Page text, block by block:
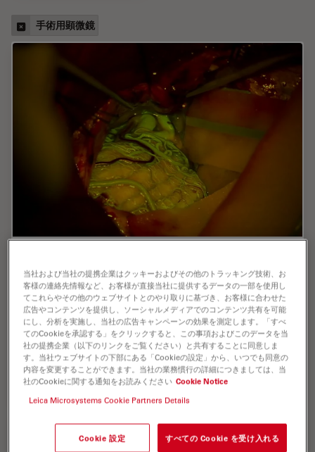
手術用顕微鏡
Neurosurgery
Fluorescein and ICG fluorescence videoangiography
have transformed the experience of vascular
neurosurgeons, providing an intraoperative view with
enriched information. During the Leica 2021…
Jul 06, 2022 オンラインセミナー AR Surgery
当社および当社の提携企業はクッキーおよびその他のトラッキング技術、お
客様の連絡先情報など、お客様が直接当社に提供するデータの一部を使用し
てこれらやその他のウェブサイトとのやり取りに基づき、お客様に合わせた
広告やコンテンツを提供し、ソーシャルメディアでのコンテンツ共有を可能
にし、分析を実施し、当社の広告キャンペーンの効果を測定します。「すべ
てのCookieを承認する」をクリックすると、この事項およびこのデータを当
社の提携企業（以下のリンクをご覧ください）と共有することに同意しま
す。当社ウェブサイトの下部にある「Cookieの設定」から、いつでも同意の
内容を変更することができます。当社の業務慣行の詳細につきましては、当
社のCookieに関する通知をお読みください Cookie Notice
Leica Microsystems Cookie Partners Details
Cookie 設定 すべての Cookie を受け入れる